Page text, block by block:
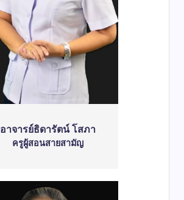
อาจารย์ธิดารัตน์ โสภา
ครูผู้สอนสายสามัญ